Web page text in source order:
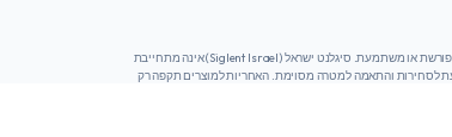
המידע והחומרים המסופקים באתר זה נועדו למטרות מידע בלבד ומסופקים "כמו שהם" ללא כל אחריות מכל סוג שהוא, בין אם מפורשת או משתמעת. סיגלנט ישראל (Siglent Israel) אינה מתחייבת
לסחירות והתאמה למטרה מסוימת. האחריות למוצרים תקפה רק